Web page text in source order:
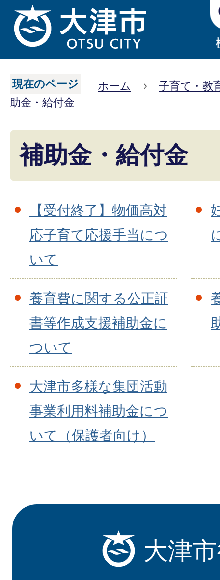
現在のページ ホーム
子育て・教
助金・給付金
補助金・給付金
【受付終了】物価高対
応子育て応援手当につ
いて
養育費に関する公正証
書等作成支援補助金に
ついて
大津市多様な集団活動
事業利用料補助金につ
いて（保護者向け）
大津